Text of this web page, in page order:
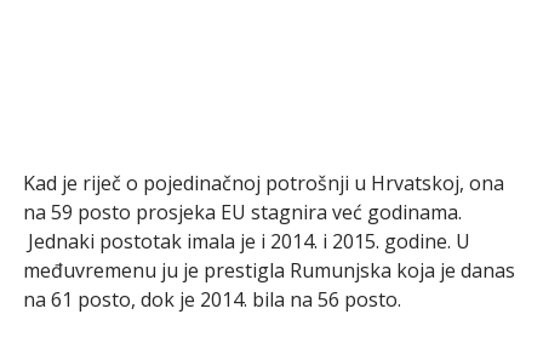
Kad je riječ o pojedinačnoj potrošnji u Hrvatskoj, ona
na 59 posto prosjeka EU stagnira već godinama.
Jednaki postotak imala je i 2014. i 2015. godine. U
međuvremenu ju je prestigla Rumunjska koja je danas
na 61 posto, dok je 2014. bila na 56 posto.